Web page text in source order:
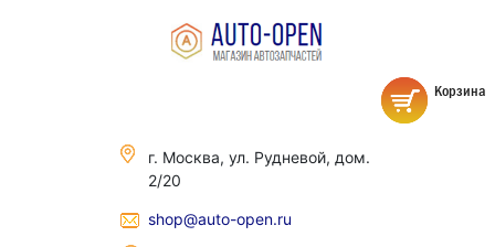
г. Москва, ул. Рудневой, дом.
2/20
shop@auto-open.ru
Корзина